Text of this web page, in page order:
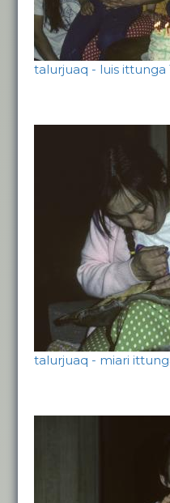
talurjuaq - luis ittunga
talurjuaq - miari